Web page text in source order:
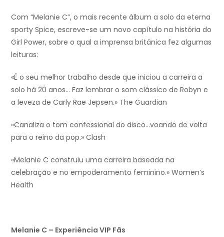
Com “Melanie C”, o mais recente álbum a solo da eterna
sporty Spice, escreve-se um novo capítulo na história do
Girl Power, sobre o qual a imprensa britânica fez algumas
leituras:
«É o seu melhor trabalho desde que iniciou a carreira a
solo há 20 anos… Faz lembrar o som clássico de Robyn e
a leveza de Carly Rae Jepsen.» The Guardian
«Canaliza o tom confessional do disco…voando de volta
para o reino da pop.» Clash
«Melanie C construiu uma carreira baseada na
celebração e no empoderamento feminino.» Women’s
Health
Melanie C – Experiência VIP Fãs